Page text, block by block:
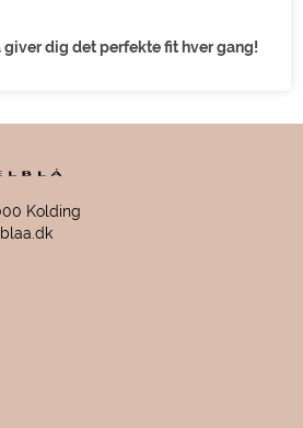
giver dig det perfekte fit hver gang!
Kolding